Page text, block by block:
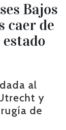
Bajos
caer de
al
y
de